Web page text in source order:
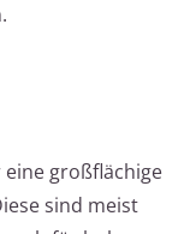
großflächige
sind meist